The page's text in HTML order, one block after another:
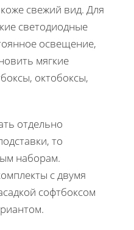
свежий вид. Для
светодиодные
освещение,
мягкие
октобоксы,
отдельно
то
наборам.
с двумя
софтбоксом